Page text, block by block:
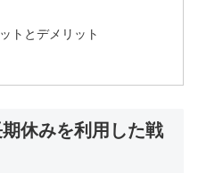
トとデメリット
休みを利用した戦